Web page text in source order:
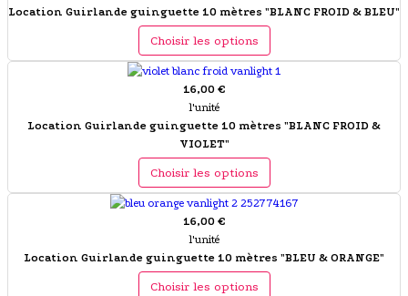
Location Guirlande guinguette 10 mètres "BLANC FROID & BLEU"
Choisir les options
16,00 €
l'unité
Location Guirlande guinguette 10 mètres "BLANC FROID &
VIOLET"
Choisir les options
16,00 €
l'unité
Location Guirlande guinguette 10 mètres "BLEU & ORANGE"
Choisir les options